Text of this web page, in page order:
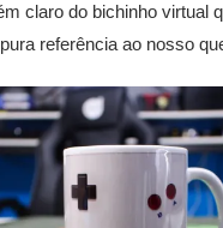
claro do bichinho virtual
referência ao nosso